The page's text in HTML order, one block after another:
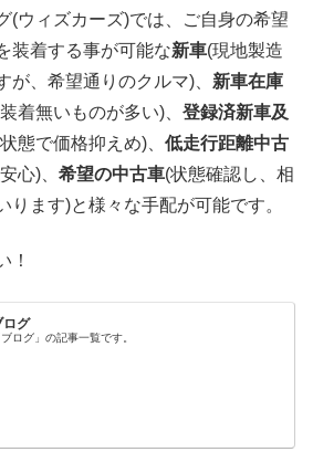
(ウィズカーズ)では、ご自身の希望
装着する事が可能な新車(現地製造
が、希望通りのクルマ)、 新車在庫
着無いものが多い)、 登録済新車及
態で価格抑えめ)、 低走行距離中古
心)、 希望の中古車(状態確認し、相
ります)と様々な手配が可能です。
！
ログ
ブログ」の記事一覧です。